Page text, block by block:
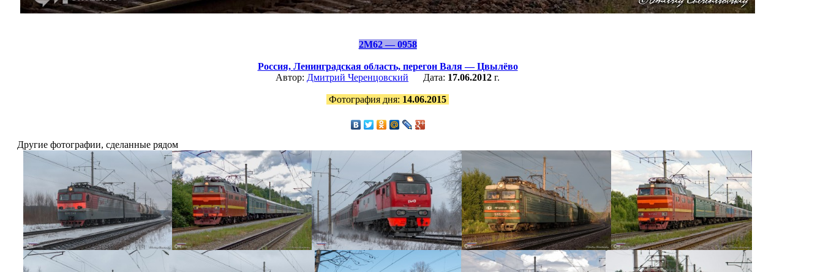
2М62 — 0958
Россия, Ленинградская область, перегон Валя — Цвылёво
Автор: Дмитрий Черенцовский Дата: 17.06.2012 г.
Фотография дня: 14.06.2015
Другие фотографии, сделанные рядом